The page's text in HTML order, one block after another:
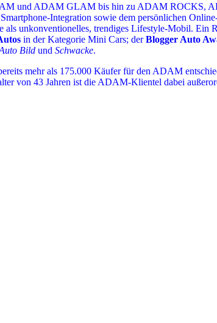
und ADAM GLAM bis hin zu ADAM ROCKS,
Integration sowie dem persönlichen
unkonventionelles, trendiges Lifestyle-Mobil.
in der Kategorie Mini Cars; derBlogger Auto
Bild und Schwacke.
mehr als 175.000 Käufer für den ADAM
von 43 Jahren ist die ADAM-Klientel dabei